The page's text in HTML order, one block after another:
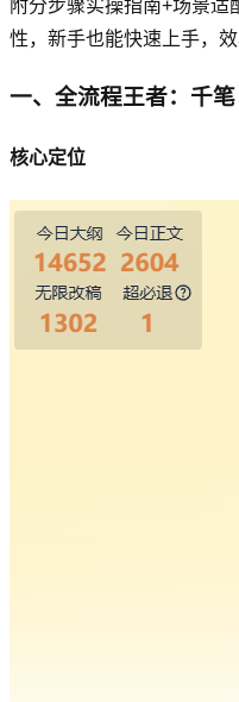
附分步骤实操指南+场景
性，新手也能快速上手，效
一、全流程王者：千笔
核心定位